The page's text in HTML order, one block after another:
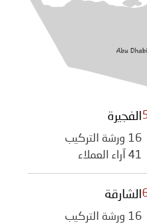
الفجيرة
16 ورشة التركيب
41 آراء العملاء
الشارقة
16 ورشة التركيب